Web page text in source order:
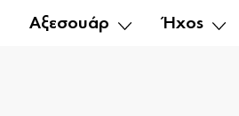
Αξεσουάρ Ήχος